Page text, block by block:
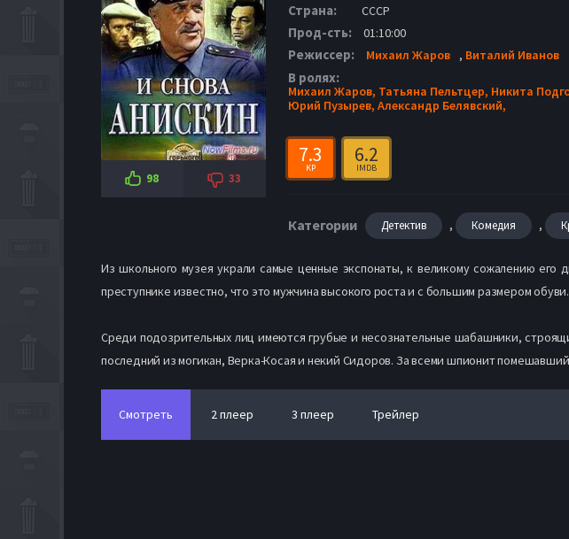
98 33
Страна: СССР
Прод-сть: 01:10:00
Режиссер: Михаил Жаров , Виталий Иванов
В ролях:
Михаил Жаров, Татьяна Пельтцер, Никита
Юрий Пузырев, Александр Белявский,
7.3
KP
6.2
IMDB
Категории Детектив , Комедия ,
Из школьного музея украли самые ценные экспонаты, к великому сожалению
преступнике известно, что это мужчина высокого роста и с большим размером обуви.
Среди подозрительных лиц имеются грубые и несознательные шабашники,
последний из могикан, Верка-Косая и некий Сидоров. За всеми шпионит
Смотреть 2 плеер 3 плеер Трейлер